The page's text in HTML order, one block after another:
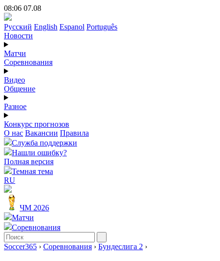
08:06 07.08
Русский English Espanol Português
Новости
Матчи
Соревнования
Видео
Общение
Разное
Конкурс прогнозов
О нас Вакансии Правила
Служба поддержки
Нашли ошибку?
Полная версия
Темная тема
RU
ЧМ 2026
Матчи
Соревнования
Soccer365 › Соревнования › Бундеслига 2 ›